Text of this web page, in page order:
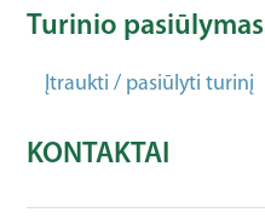
Turinio pasiūlymas
Įtraukti / pasiūlyti turinį
KONTAKTAI